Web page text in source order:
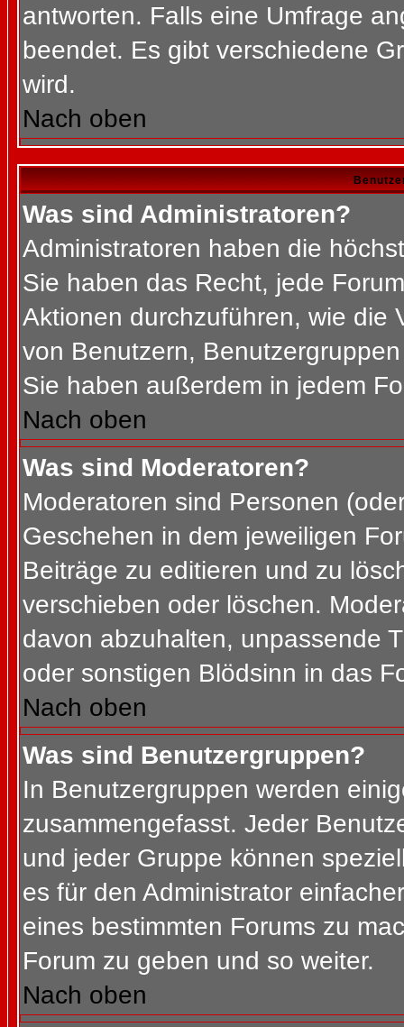
antworten. Falls eine Umfrage
beendet. Es gibt verschiedene
wird.
Nach oben
Was sind Administratoren?
Administratoren haben die
Sie haben das Recht, jede
Aktionen durchzuführen, wie die
von Benutzern,
Sie haben außerdem in jedem
Nach oben
Was sind Moderatoren?
Moderatoren sind Personen
Geschehen in dem jeweiligen
Beiträge zu editieren und zu
verschieben oder löschen.
davon abzuhalten, unpassende
oder sonstigen Blödsinn in das
Nach oben
Was sind Benutzergruppen?
In Benutzergruppen werden
zusammengefasst. Jeder
und jeder Gruppe können
es für den Administrator
eines bestimmten Forums zu
Forum zu geben und so weiter.
Nach oben